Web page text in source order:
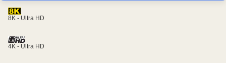
8K - Ultra HD
4K - Ultra HD